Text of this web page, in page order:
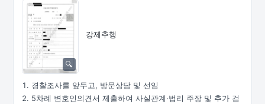
강제추행
경찰조사를 앞두고, 방문상담 및 선임
5차례 변호인의견서 제출하여 사실관계·법리 주장 및 추가 검